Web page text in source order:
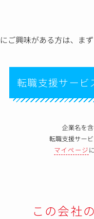
ご興味がある方は、 ま
転職支援サービ
企業名を
転職支援サー
マイページ
この会社